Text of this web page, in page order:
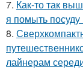
7. Как-то так
я помыть посуду
8.
лайнерам